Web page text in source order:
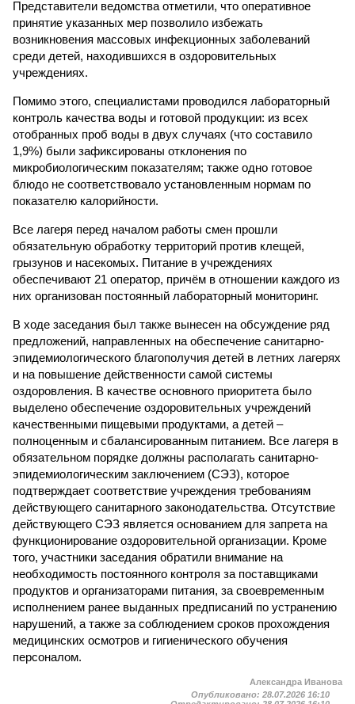
Представители ведомства отметили, что оперативное
принятие указанных мер позволило избежать
возникновения массовых инфекционных заболеваний
среди детей, находившихся в оздоровительных
учреждениях.
Помимо этого, специалистами проводился лабораторный
контроль качества воды и готовой продукции: из всех
отобранных проб воды в двух случаях (что составило
1,9%) были зафиксированы отклонения по
микробиологическим показателям; также одно готовое
блюдо не соответствовало установленным нормам по
показателю калорийности.
Все лагеря перед началом работы смен прошли
обязательную обработку территорий против клещей,
грызунов и насекомых. Питание в учреждениях
обеспечивают 21 оператор, причём в отношении каждого из
них организован постоянный лабораторный мониторинг.
В ходе заседания был также вынесен на обсуждение ряд
предложений, направленных на обеспечение санитарно-
эпидемиологического благополучия детей в летних лагерях
и на повышение действенности самой системы
оздоровления. В качестве основного приоритета было
выделено обеспечение оздоровительных учреждений
качественными пищевыми продуктами, а детей –
полноценным и сбалансированным питанием. Все лагеря в
обязательном порядке должны располагать санитарно-
эпидемиологическим заключением (СЭЗ), которое
подтверждает соответствие учреждения требованиям
действующего санитарного законодательства. Отсутствие
действующего СЭЗ является основанием для запрета на
функционирование оздоровительной организации. Кроме
того, участники заседания обратили внимание на
необходимость постоянного контроля за поставщиками
продуктов и организаторами питания, за своевременным
исполнением ранее выданных предписаний по устранению
нарушений, а также за соблюдением сроков прохождения
медицинских осмотров и гигиенического обучения
персоналом.
Александра Иванова
Опубликовано: 28.07.2026 16:10